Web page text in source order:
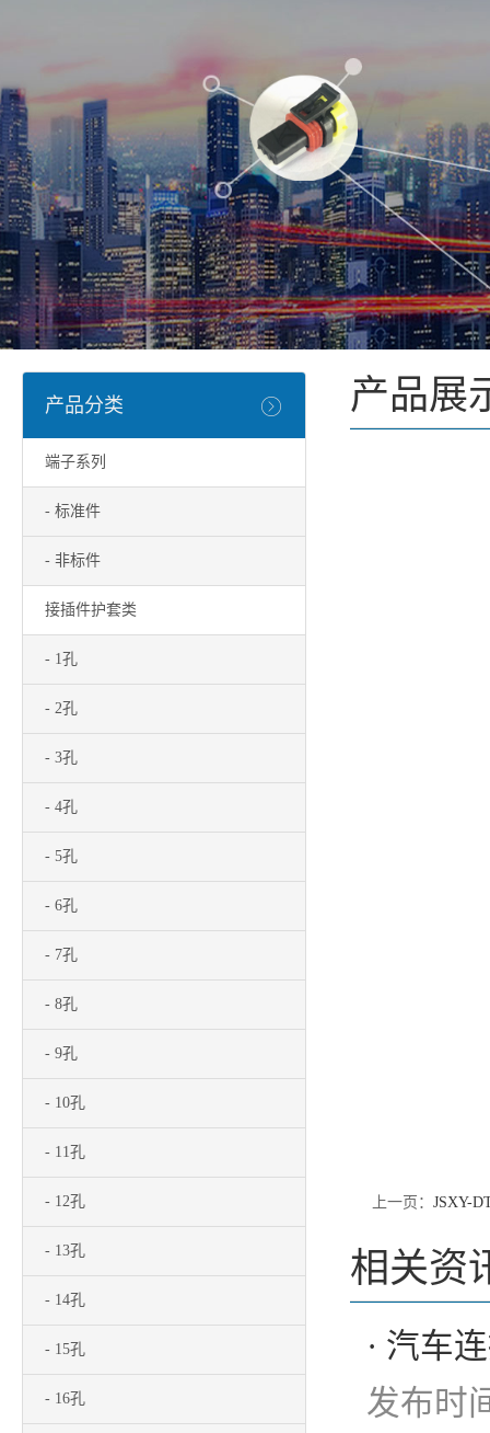
产品分类
端子系列
- 标准件
- 非标件
接插件护套类
- 1孔
- 2孔
- 3孔
- 4孔
- 5孔
- 6孔
- 7孔
- 8孔
- 9孔
- 10孔
- 11孔
- 12孔
- 13孔
- 14孔
- 15孔
- 16孔
产品展
上一页： JSXY-
相关资
· 汽车
发布时